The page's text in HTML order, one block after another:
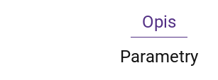
Opis
Parametry